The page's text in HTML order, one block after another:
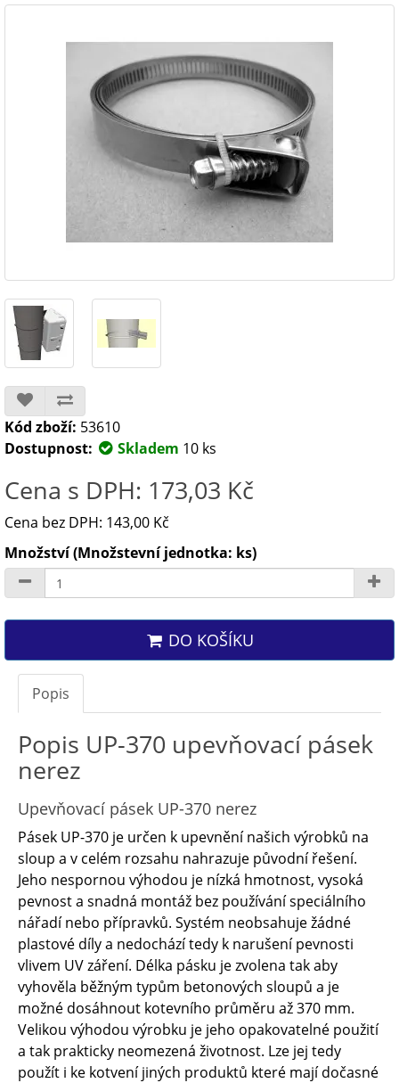
Kód zboží: 53610
Dostupnost:
Skladem 10 ks
Cena s DPH: 173,03 Kč
Cena bez DPH: 143,00 Kč
Množství (Množstevní jednotka: ks)
DO KOŠÍKU
Popis
Popis UP-370 upevňovací pásek
nerez
Upevňovací pásek UP-370 nerez
Pásek UP-370 je určen k upevnění našich výrobků na
sloup a v celém rozsahu nahrazuje původní řešení.
Jeho nespornou výhodou je nízká hmotnost, vysoká
pevnost a snadná montáž bez používání speciálního
nářadí nebo přípravků. Systém neobsahuje žádné
plastové díly a nedochází tedy k narušení pevnosti
vlivem UV záření. Délka pásku je zvolena tak aby
vyhověla běžným typům betonových sloupů a je
možné dosáhnout kotevního průměru až 370 mm.
Velikou výhodou výrobku je jeho opakovatelné použití
a tak prakticky neomezená životnost. Lze jej tedy
použít i ke kotvení jiných produktů které mají dočasné